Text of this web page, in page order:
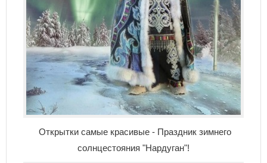
Открытки самые красивые - Праздник зимнего
солнцестояния "Нардуган"!